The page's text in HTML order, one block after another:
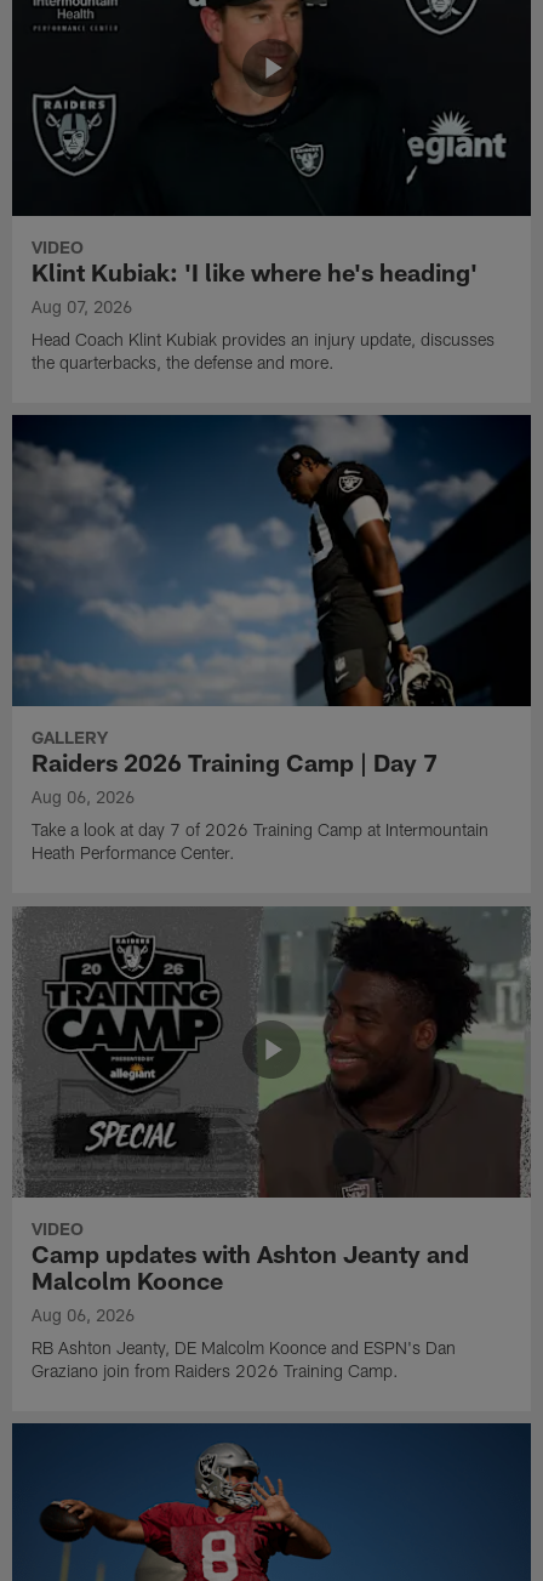
VIDEO
Klint Kubiak: 'I like where he's heading'
Aug 07, 2026
Head Coach Klint Kubiak provides an injury update, discusses
the quarterbacks, the defense and more.
GALLERY
Raiders 2026 Training Camp | Day 7
Aug 06, 2026
Take a look at day 7 of 2026 Training Camp at Intermountain
Heath Performance Center.
VIDEO
Camp updates with Ashton Jeanty and
Malcolm Koonce
Aug 06, 2026
RB Ashton Jeanty, DE Malcolm Koonce and ESPN's Dan
Graziano join from Raiders 2026 Training Camp.